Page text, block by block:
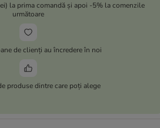
la prima comandă și apoi -5% la comenzile
următoare
de clienți au încredere în noi
produse dintre care poți alege